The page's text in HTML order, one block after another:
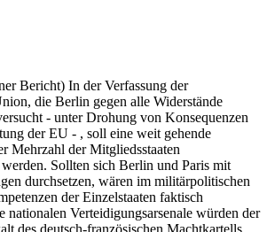
Bericht) In der Verfassung der
die Berlin gegen alle Widerstände
- unter Drohung von Konsequenzen
der EU - , soll eine weit gehende
Mehrzahl der Mitgliedsstaaten
werden. Sollten sich Berlin und Paris mit
durchsetzen, wären im militärpolitischen
der Einzelstaaten faktisch
nationalen Verteidigungsarsenale würden der
des deutsch-französischen Machtkartells